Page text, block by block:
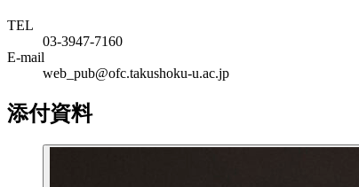
TEL
03-3947-7160
E-mail
web_pub@ofc.takushoku-u.ac.jp
添付資料